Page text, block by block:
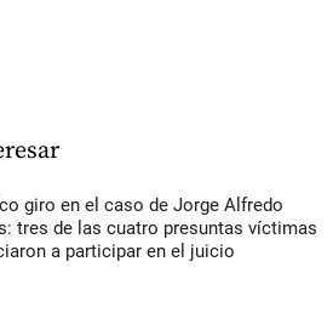
giro en el caso de Jorge Alfredo
tres de las cuatro presuntas víctimas
a participar en el juicio